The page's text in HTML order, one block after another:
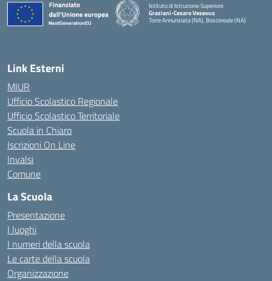
Istituto di Istruzione Superiore
Graziani-Cesaro Vesevus
Torre Annunziata (NA), Boscoreale (NA)
Link Esterni
MIUR
Ufficio Scolastico Regionale
Ufficio Scolastico Territoriale
Scuola in Chiaro
Iscrizioni On Line
Invalsi
Comune
La Scuola
Presentazione
I luoghi
I numeri della scuola
Le carte della scuola
Organizzazione